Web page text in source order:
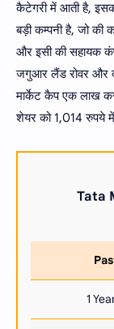
कैटेगरी में आती है,
बड़ी कम्पनी है, जो
और इसी की सहायक
जगुआर लैंड रोवर और
मार्केट कैप एक लाख
शेयर को 1,014 रुपये
Tata
1